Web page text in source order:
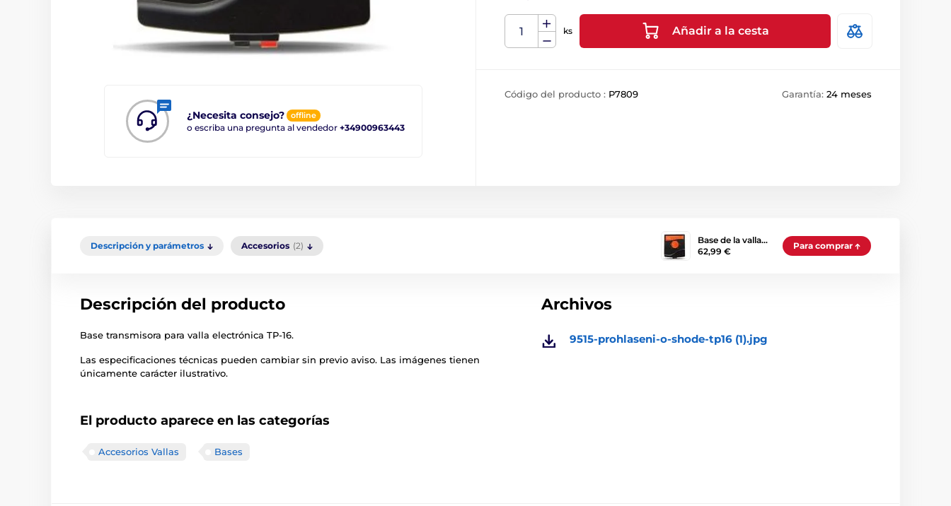
¿Necesita consejo? offline
o escriba una pregunta al vendedor +34900963443
ks Añadir a la cesta
Código del producto : P7809 Garantía: 24 meses
Descripción y parámetros Accesorios (2)
Base de la valla…
62,99 €
Para comprar
Descripción del producto
Base transmisora para valla electrónica TP-16.
Las especificaciones técnicas pueden cambiar sin previo aviso. Las imágenes tienen
únicamente carácter ilustrativo.
El producto aparece en las categorías
Accesorios Vallas Bases
Archivos
9515-prohlaseni-o-shode-tp16 (1).jpg